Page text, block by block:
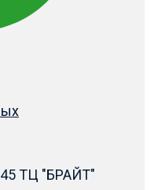
45 ТЦ "БРАЙТ"